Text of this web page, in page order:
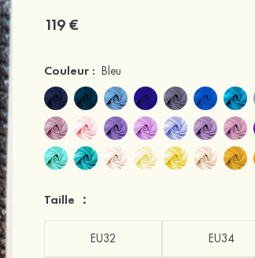
119 €
Couleur : Bleu
Taille ：
EU32 EU34